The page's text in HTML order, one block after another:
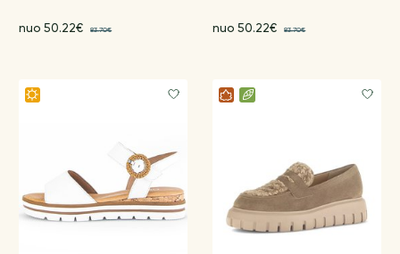
nuo 50.22€ 83.70€ nuo 50.22€ 83.70€